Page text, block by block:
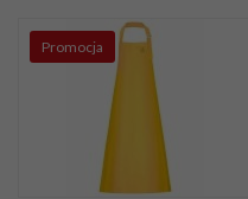
Promocja